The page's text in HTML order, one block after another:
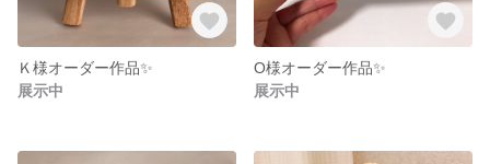
Ｋ様オーダー作品✨
展示中
O様オーダー作品✨
展示中